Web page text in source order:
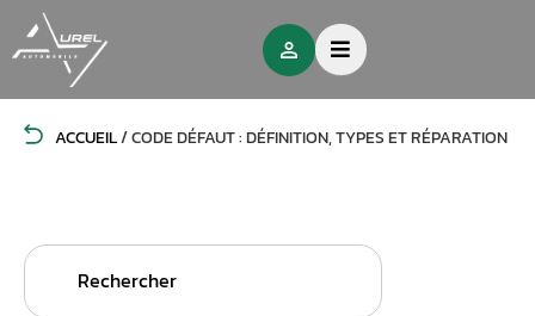
ACCUEIL/CODE DÉFAUT : DÉFINITION, TYPES ET RÉPARATION
Search